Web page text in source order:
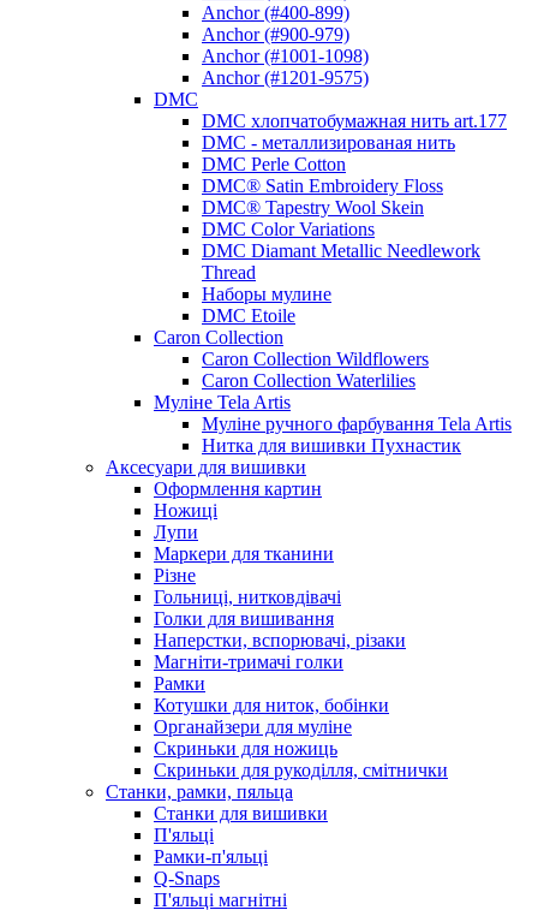
Anchor (#400-899)
Anchor (#900-979)
Anchor (#1001-1098)
Anchor (#1201-9575)
DMC
DMC хлопчатобумажная нить art.177
DMC - металлизированая нить
DMC Perle Cotton
DMC® Satin Embroidery Floss
DMC® Tapestry Wool Skein
DMC Color Variations
DMC Diamant Metallic Needlework
Thread
Наборы мулине
DMC Etoile
Caron Collection
Caron Collection Wildflowers
Caron Collection Waterlilies
Муліне Tela Artis
Муліне ручного фарбування Tela Artis
Нитка для вишивки Пухнастик
Аксесуари для вишивки
Оформлення картин
Ножиці
Лупи
Маркери для тканини
Різне
Гольниці, нитковдівачі
Голки для вишивання
Наперстки, вспорювачі, різаки
Магніти-тримачі голки
Рамки
Котушки для ниток, бобінки
Органайзери для муліне
Скриньки для ножиць
Скриньки для рукоділля, смітнички
Станки, рамки, пяльца
Станки для вишивки
П'яльці
Рамки-п'яльці
Q-Snaps
П'яльці магнітні